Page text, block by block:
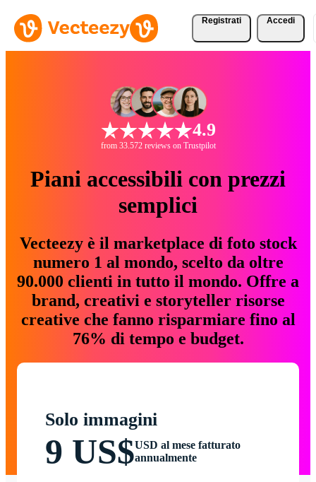
Registrati Accedi
4.9
from 33.572 reviews on Trustpilot
Piani accessibili con prezzi
semplici
Vecteezy è il marketplace di foto stock
numero 1 al mondo, scelto da oltre
90.000 clienti in tutto il mondo. Offre a
brand, creativi e storyteller risorse
creative che fanno risparmiare fino al
76% di tempo e budget.
Solo immagini
9 US$USD al mese fatturato
annualmente